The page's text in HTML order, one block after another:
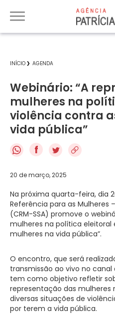
INÍCIO AGENDA
Webinário: “A
mulheres na
violência contra
vida pública”
f
20 de março, 2025
Na próxima quarta-feira, dia
Referência para as Mulheres
(CRM-SSA) promove o
mulheres na política eleitoral
mulheres na vida pública”.
O encontro, que será
transmissão ao vivo no canal
tem como objetivo refletir
representação das mulheres
diversas situações de
por terem a vida pública.